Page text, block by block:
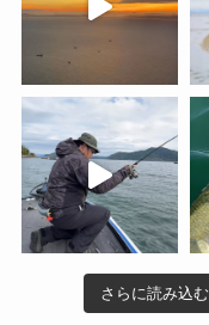
さらに読み込む